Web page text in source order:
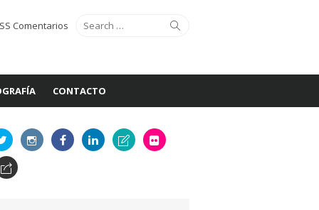
Search
for:
Comentarios
CONTACTO